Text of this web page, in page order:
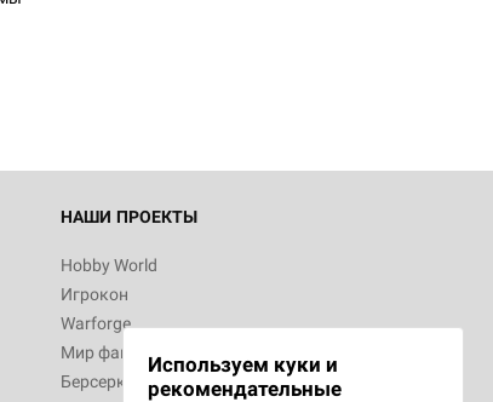
НАШИ ПРОЕКТЫ
Hobby World
Игрокон
Warforge
Мир фантастики
Берсерк
Используем куки и
рекомендательные